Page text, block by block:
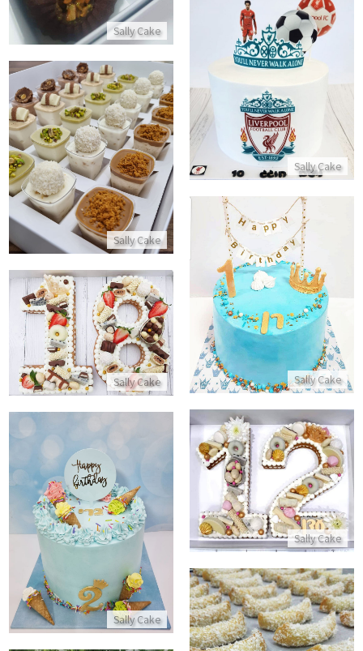
Sally Cake
Sally Cake
עוגת כדורגל ליברפול
התקשר/י
Sally Cake
קינוחי כוסות במגוון טעמים
התקשר/י
Sally Cake
עוגת יום הולדת שנה לבן
התקשר/י
Sally Cake
עוגת מספרים לגיל 18
התקשר/י
Sally Cake
עוגת מספרים לבת מצווה
התקשר/י
Sally Cake
עוגת יום הולדת עם גלידות
התקשר/י